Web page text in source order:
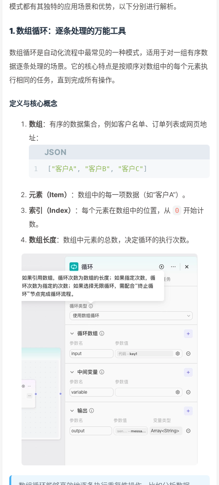
模式都有其独特的应用场景和优势，以下分别进行解析。
1. 数组循环：逐条处理的万能工具
数组循环是自动化流程中最常见的一种模式，适用于对一组有序数
据逐条处理的场景。它的核心特点是按顺序对数组中的每个元素执
行相同的任务，直到完成所有操作。
定义与核心概念
数组：有序的数据集合，例如客户名单、订单列表或网页地
址：
JSON
1 [ "客户A" , "客户B" , "客户C" ]
元素（Item）
：数组中的每一项数据（如“客户A”）。
索引（Index）
：每个元素在数组中的位置，从 0 开始计
数。
数组长度：数组中元素的总数，决定循环的执行次数。